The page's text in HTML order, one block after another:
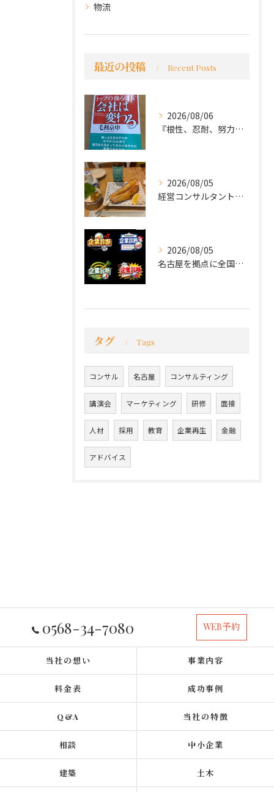
物流
最近の投稿 Recent Posts
2026/08/06
『根性、忍耐、努力という言葉は死語なのか』
2026/08/05
経営コンサルタントのモーちゃん・毛利京申です。
2026/08/05
名古屋を拠点に全国で活動する 経営コンサルタントの 毛利京申...
タグ Tags
コンサル 名古屋 コンサルティング
講演会 マーケティング 研修 面接
人材 採用 教育 企業再生 金融
アドバイス
0568-34-7080 WEB予約
当社の想い 事業内容
料金表 成功事例
Q&A 当社の特徴
相談 中小企業
建築 土木